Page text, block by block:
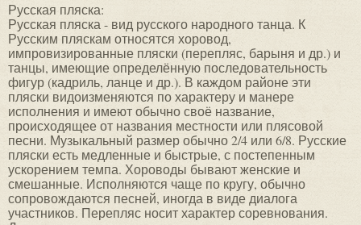
Русская пляска:
Русская пляска - вид русского народного танца. К
Русским пляскам относятся хоровод,
импровизированные пляски (перепляс, барыня и др.) и
танцы, имеющие определённую последовательность
фигур (кадриль, ланце и др.). В каждом районе эти
пляски видоизменяются по характеру и манере
исполнения и имеют обычно своё название,
происходящее от названия местности или плясовой
песни. Музыкальный размер обычно 2/4 или 6/8. Русские
пляски есть медленные и быстрые, с постепенным
ускорением темпа. Хороводы бывают женские и
смешанные. Исполняются чаще по кругу, обычно
сопровождаются песней, иногда в виде диалога
участников. Перепляс носит характер соревнования.